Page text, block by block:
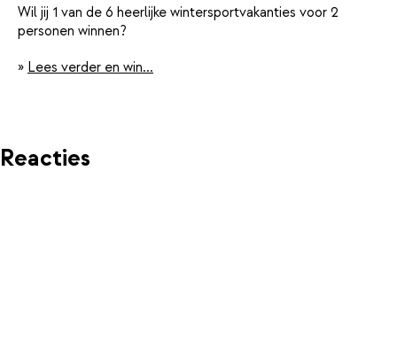
Wil jij 1 van de 6 heerlijke wintersportvakanties voor 2
personen winnen?
» Lees verder en win...
Reacties